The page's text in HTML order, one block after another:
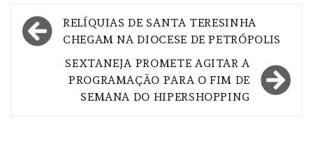
Navegação
de
RELÍQUIAS DE SANTA TERESINHA
CHEGAM NA DIOCESE DE PETRÓPOLIS
SEXTANEJA PROMETE AGITAR A
PROGRAMAÇÃO PARA O FIM DE
SEMANA DO HIPERSHOPPING